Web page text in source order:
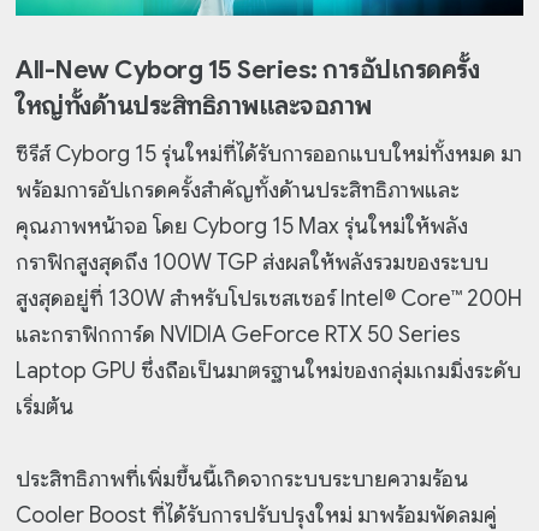
All-New Cyborg 15 Series: การอัปเกรดครั้ง
ใหญ่ทั้งด้านประสิทธิภาพและจอภาพ
ซีรีส์ Cyborg 15 รุ่นใหม่ที่ได้รับการออกแบบใหม่ทั้งหมด มา
พร้อมการอัปเกรดครั้งสำคัญทั้งด้านประสิทธิภาพและ
คุณภาพหน้าจอ โดย Cyborg 15 Max รุ่นใหม่ให้พลัง
กราฟิกสูงสุดถึง 100W TGP ส่งผลให้พลังรวมของระบบ
สูงสุดอยู่ที่ 130W สำหรับโปรเซสเซอร์ Intel® Core™ 200H
และกราฟิกการ์ด NVIDIA GeForce RTX 50 Series
Laptop GPU ซึ่งถือเป็นมาตรฐานใหม่ของกลุ่มเกมมิ่งระดับ
เริ่มต้น
ประสิทธิภาพที่เพิ่มขึ้นนี้เกิดจากระบบระบายความร้อน
Cooler Boost ที่ได้รับการปรับปรุงใหม่ มาพร้อมพัดลมคู่